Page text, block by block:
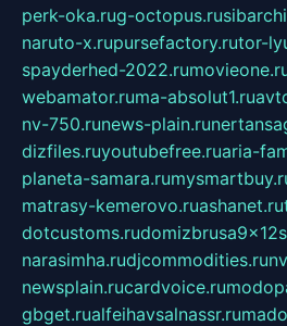
perk-oka.rug-octopus.ru
naruto-x.rupursefactory.rutor-
spayderhed-2022.ru
webamator.ruma-absolut1.ru
nv-750.runews-plain.ru
dizfiles.ruyoutubefree.ruaria-
planeta-samara.ru
matrasy-kemerovo.ruashanet.ru
dotcustoms.ru
narasimha.rudjcommodities.ru
newsplain.rucardvoice.ru
gbget.rualfeihavsalnassr.ru